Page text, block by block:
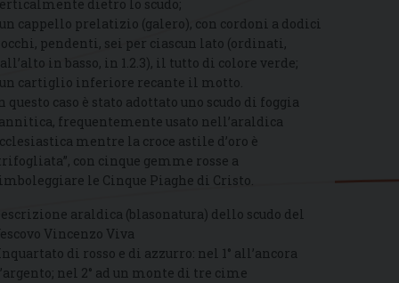
dietro lo scudo;
cappello prelatizio (galero), con cordoni a dodici
pendenti, sei per ciascun lato (ordinati,
in basso, in 1.2.3), il tutto di colore verde;
cartiglio inferiore recante il motto.
questo caso è stato adottato uno scudo di foggia
frequentemente usato nell’araldica
mentre la croce astile d’oro è
con cinque gemme rosse a
le Cinque Piaghe di Cristo.
araldica (blasonatura) dello scudo del
Vincenzo Viva
di rosso e di azzurro: nel 1° all’ancora
nel 2° ad un monte di tre cime